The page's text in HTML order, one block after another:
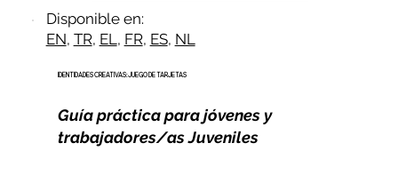
Disponible en:
EN, TR, EL , FR, ES, NL
IDENTIDADES CREATIVAS: JUEGO DE TARJETAS
Guía práctica para jóvenes y
trabajadores/as Juveniles